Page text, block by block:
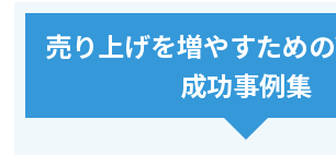
売り上げを増やすため
成功事例集